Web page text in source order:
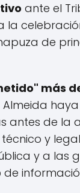
ante el
la
de
más
antes de la
y
y a las